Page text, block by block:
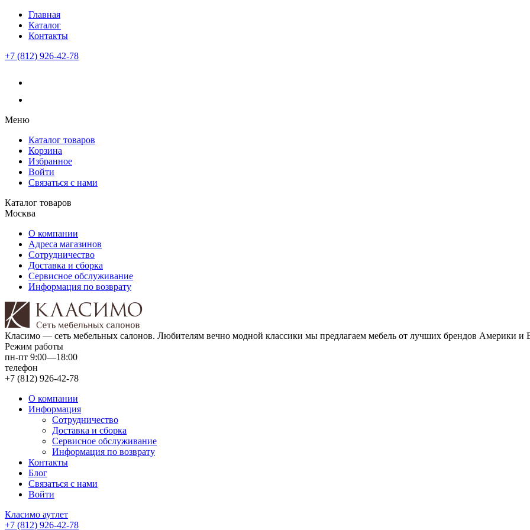
Главная
Каталог
Контакты
+7 (812) 926-42-78
Меню
Каталог товаров
Корзина
Избранное
Войти
Связаться с нами
Каталог товаров
Москва
О компании
Адреса магазинов
Сотрудничество
Доставка и сборка
Сервисное обслуживание
Информация по возврату
Класимо — cеть мебельных салонов. Любителям вечно модной классики мы предлагаем мебель от лучших брендов Америки и
Режим работы
пн-пт 9:00—18:00
телефон
+7 (812) 926-42-78
О компании
Информация
Сотрудничество
Доставка и сборка
Сервисное обслуживание
Информация по возврату
Контакты
Блог
Связаться с нами
Войти
Класимо аутлет
+7 (812) 926-42-78